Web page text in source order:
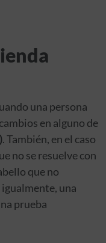
una persona
en alguno de
. También, en el caso
no se resuelve con
que no
una
prueba